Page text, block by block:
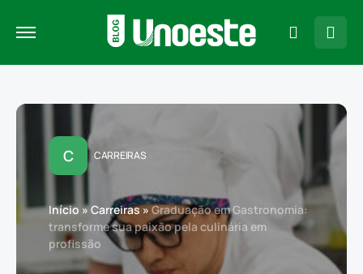
C CARREIRAS
Início »Carreiras»Graduação em Gastronomia:
transforme sua paixão pela culinária em
profissão